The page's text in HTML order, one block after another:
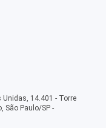
Unidas, 14.401 - Torre
São Paulo/SP -